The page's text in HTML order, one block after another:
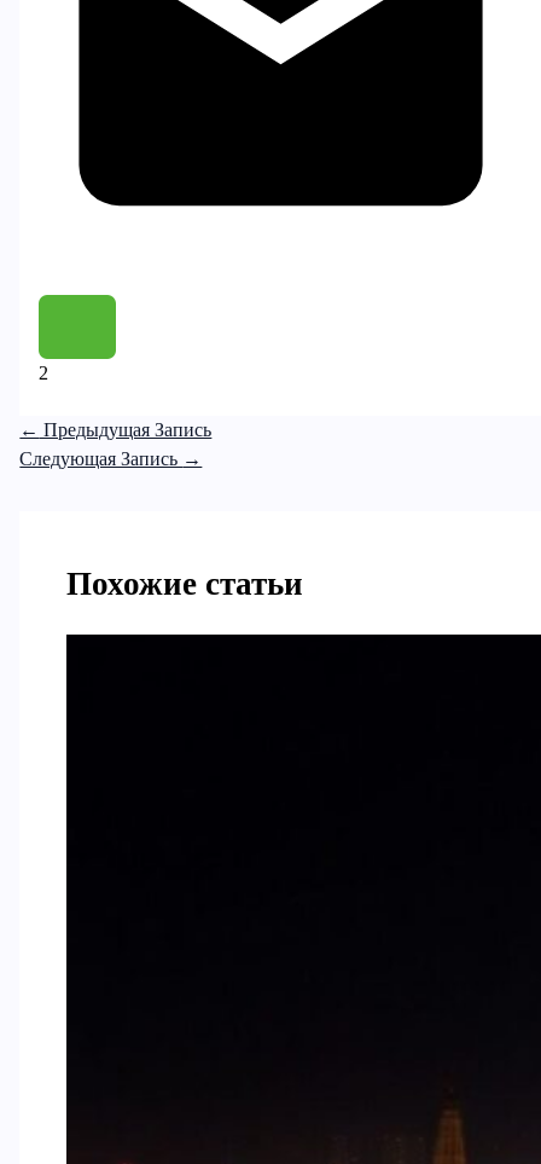
2
← Предыдущая Запись
Следующая Запись →
Похожие статьи